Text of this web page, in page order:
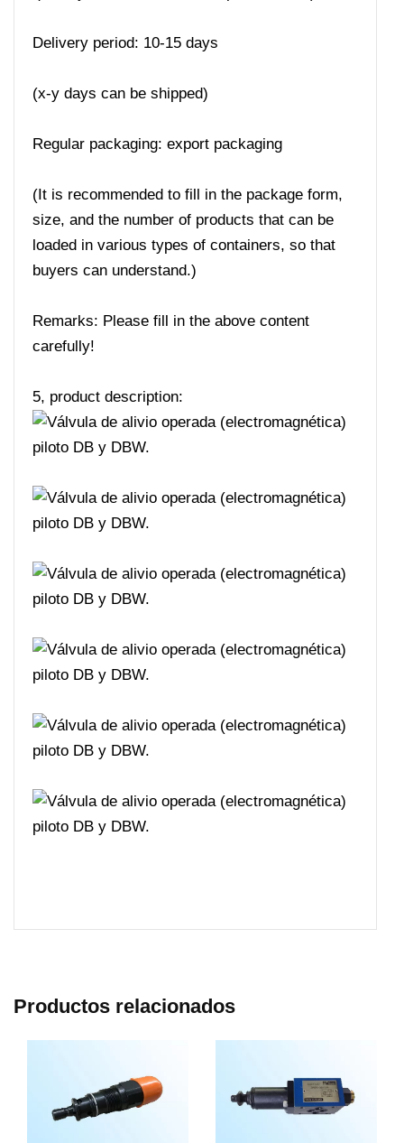
Delivery period: 10-15 days
(x-y days can be shipped)
Regular packaging: export packaging
(It is recommended to fill in the package form,
size, and the number of products that can be
loaded in various types of containers, so that
buyers can understand.)
Remarks: Please fill in the above content
carefully!
5, product description:
Productos relacionados